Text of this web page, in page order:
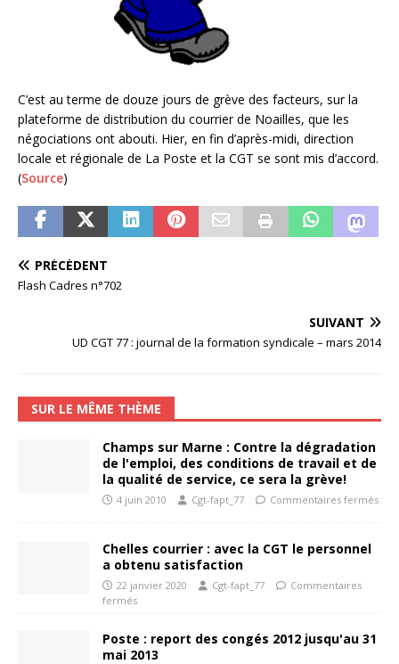
C’est au terme de douze jours de grève des facteurs, sur la
plateforme de distribution du courrier de Noailles, que les
négociations ont abouti. Hier, en fin d’après-midi, direction
locale et régionale de La Poste et la CGT se sont mis d’accord.
(Source)
PRÉCÉDENT
Flash Cadres n°702
SUIVANT
UD CGT 77 : journal de la formation syndicale – mars 2014
SUR LE MÊME THÈME
Champs sur Marne : Contre la dégradation
de l'emploi, des conditions de travail et de
la qualité de service, ce sera la grève!
4 juin 2010 Cgt-fapt_77 Commentaires fermés
Chelles courrier : avec la CGT le personnel
a obtenu satisfaction
22 janvier 2020 Cgt-fapt_77
Commentaires
fermés
Poste : report des congés 2012 jusqu'au 31
mai 2013